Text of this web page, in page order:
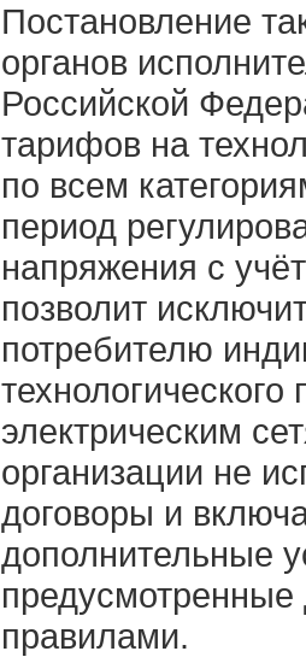
Постановление
органов
Российской
тарифов на
по всем
период
напряжения с
позволит
потребителю
электрическим
организации не
договоры и
дополнительные
правилами.